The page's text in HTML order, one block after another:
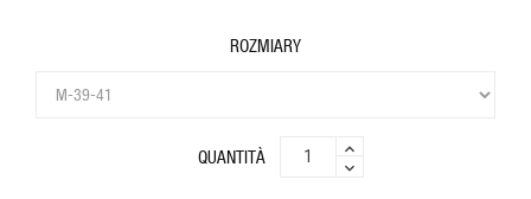
ROZMIARY
QUANTITÀ